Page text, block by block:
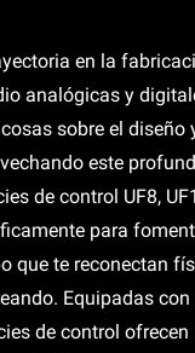
en la
analógicas y
sobre el diseño
este
de control UF8,
para
que te reconectan
Equipadas
de control